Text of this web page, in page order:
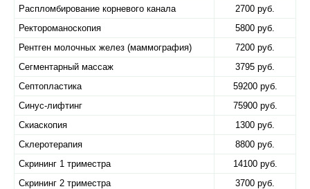
Распломбирование корневого канала
2700 руб.
Ректороманоскопия
5800 руб.
Рентген молочных желез (маммография)
7200 руб.
Сегментарный массаж
3795 руб.
Септопластика
59200 руб.
Синус-лифтинг
75900 руб.
Скиаскопия
1300 руб.
Склеротерапия
8800 руб.
Скрининг 1 триместра
14100 руб.
Скрининг 2 триместра
3700 руб.